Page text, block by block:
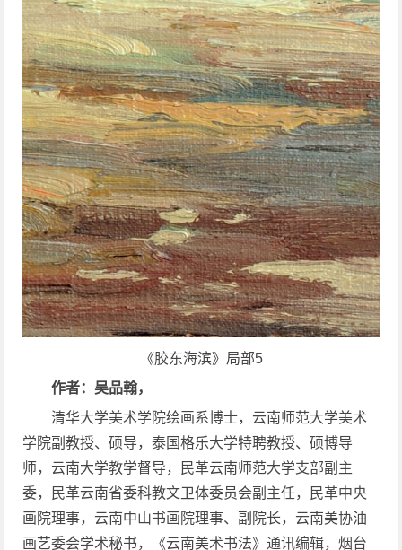
《胶东海滨》局部5
作者：吴品翰，
清华大学美术学院绘画系博士，云南师范大学美术
学院副教授、硕导，泰国格乐大学特聘教授、硕博导
师，云南大学教学督导，民革云南师范大学支部副主
委，民革云南省委科教文卫体委员会副主任，民革中央
画院理事，云南中山书画院理事、副院长，云南美协油
画艺委会学术秘书，《云南美术书法》通讯编辑，烟台